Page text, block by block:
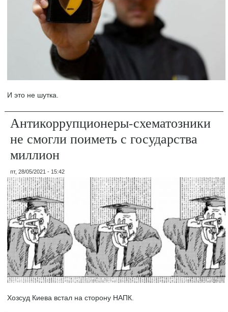
И это не шутка.
Антикоррупционеры-схематозники
не смогли поиметь с государства
миллион
пт, 28/05/2021 - 15:42
Хозсуд Киева встал на сторону НАПК.